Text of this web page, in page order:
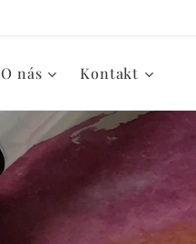
O nás Kontakt